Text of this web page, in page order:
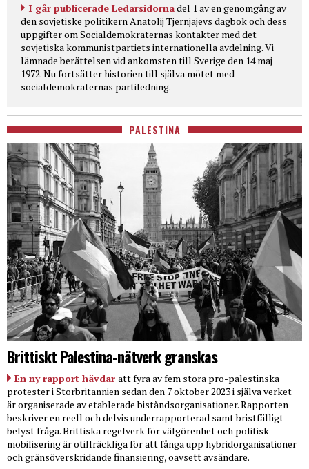
I går publicerade Ledarsidornadel 1 av en genomgång av
den sovjetiske politikern Anatolij Tjernjajevs dagbok och dess
uppgifter om Socialdemokraternas kontakter med det
sovjetiska kommunistpartiets internationella avdelning. Vi
lämnade berättelsen vid ankomsten till Sverige den 14 maj
1972. Nu fortsätter historien till själva mötet med
socialdemokraternas partiledning.
PALESTINA
Brittiskt Palestina-nätverk granskas
En ny rapport hävdar att fyra av fem stora pro-palestinska
protester i Storbritannien sedan den 7 oktober 2023 i själva verket
är organiserade av etablerade biståndsorganisationer. Rapporten
beskriver en reell och delvis underrapporterad samt bristfälligt
belyst fråga. Brittiska regelverk för välgörenhet och politisk
mobilisering är otillräckliga för att fånga upp hybridorganisationer
och gränsöverskridande finansiering, oavsett avsändare.